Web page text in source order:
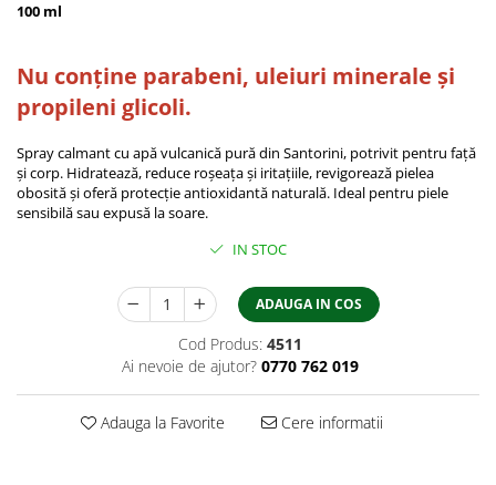
100 ml
Nu conține parabeni, uleiuri minerale și
propileni glicoli.
Spray calmant cu apă vulcanică pură din Santorini, potrivit pentru față
și corp. Hidratează, reduce roșeața și iritațiile, revigorează pielea
obosită și oferă protecție antioxidantă naturală. Ideal pentru piele
sensibilă sau expusă la soare.
IN STOC
ADAUGA IN COS
Cod Produs: 4511
Ai nevoie de ajutor? 0770 762 019
Adauga la Favorite Cere informatii